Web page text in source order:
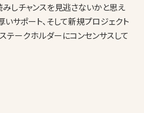
みしチャンスを見逃さないかと思え
サポート、そして新規プロジェクト
テークホルダーにコンセンサスして